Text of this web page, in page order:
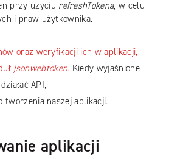
przy użyciu refreshTokena, w celu
i praw użytkownika.
oraz weryfikacji ich w aplikacji,
jsonwebtoken. Kiedy wyjaśnione
API,
tworzenia naszej aplikacji.
aplikacji